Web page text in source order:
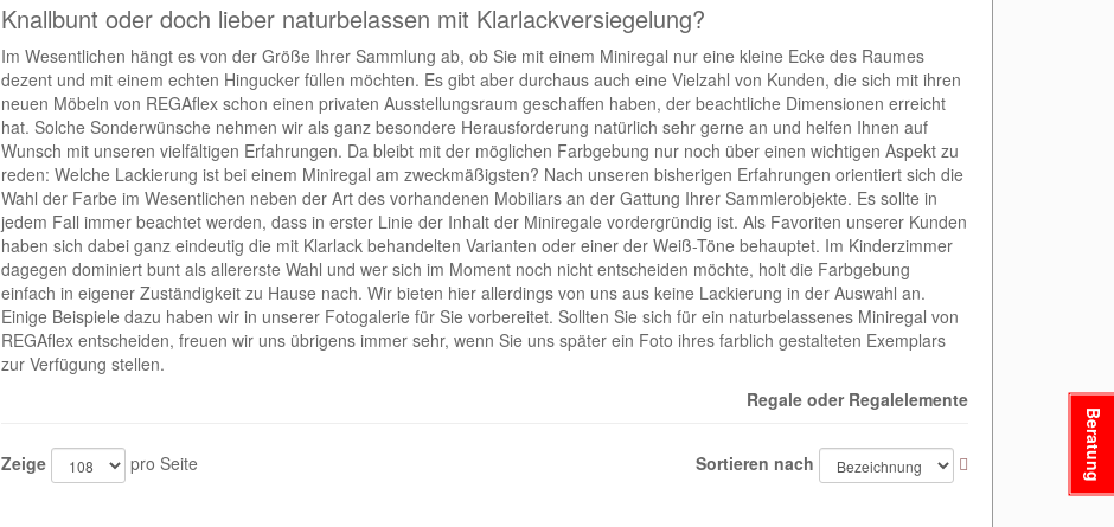
Knallbunt oder doch lieber naturbelassen mit Klarlackversiegelung?
Im Wesentlichen hängt es von der Größe Ihrer Sammlung ab, ob Sie mit einem Miniregal nur eine kleine Ecke des Raumes
dezent und mit einem echten Hingucker füllen möchten. Es gibt aber durchaus auch eine Vielzahl von Kunden, die sich mit ihren
neuen Möbeln von REGAflex schon einen privaten Ausstellungsraum geschaffen haben, der beachtliche Dimensionen erreicht
hat. Solche Sonderwünsche nehmen wir als ganz besondere Herausforderung natürlich sehr gerne an und helfen Ihnen auf
Wunsch mit unseren vielfältigen Erfahrungen. Da bleibt mit der möglichen Farbgebung nur noch über einen wichtigen Aspekt zu
reden: Welche Lackierung ist bei einem Miniregal am zweckmäßigsten? Nach unseren bisherigen Erfahrungen orientiert sich die
Wahl der Farbe im Wesentlichen neben der Art des vorhandenen Mobiliars an der Gattung Ihrer Sammlerobjekte. Es sollte in
jedem Fall immer beachtet werden, dass in erster Linie der Inhalt der Miniregale vordergründig ist. Als Favoriten unserer Kunden
haben sich dabei ganz eindeutig die mit Klarlack behandelten Varianten oder einer der Weiß-Töne behauptet. Im Kinderzimmer
dagegen dominiert bunt als allererste Wahl und wer sich im Moment noch nicht entscheiden möchte, holt die Farbgebung
einfach in eigener Zuständigkeit zu Hause nach. Wir bieten hier allerdings von uns aus keine Lackierung in der Auswahl an.
Einige Beispiele dazu haben wir in unserer Fotogalerie für Sie vorbereitet. Sollten Sie sich für ein naturbelassenes Miniregal von
REGAflex entscheiden, freuen wir uns übrigens immer sehr, wenn Sie uns später ein Foto ihres farblich gestalteten Exemplars
zur Verfügung stellen.
Regale oder Regalelemente
Zeige pro Seite Sortieren nach Beratung